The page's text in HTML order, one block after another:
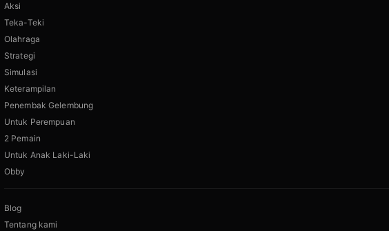
Aksi
Teka-Teki
Olahraga
Strategi
Simulasi
Keterampilan
Penembak Gelembung
Untuk Perempuan
2 Pemain
Untuk Anak Laki-Laki
Obby
Blog
Tentang kami